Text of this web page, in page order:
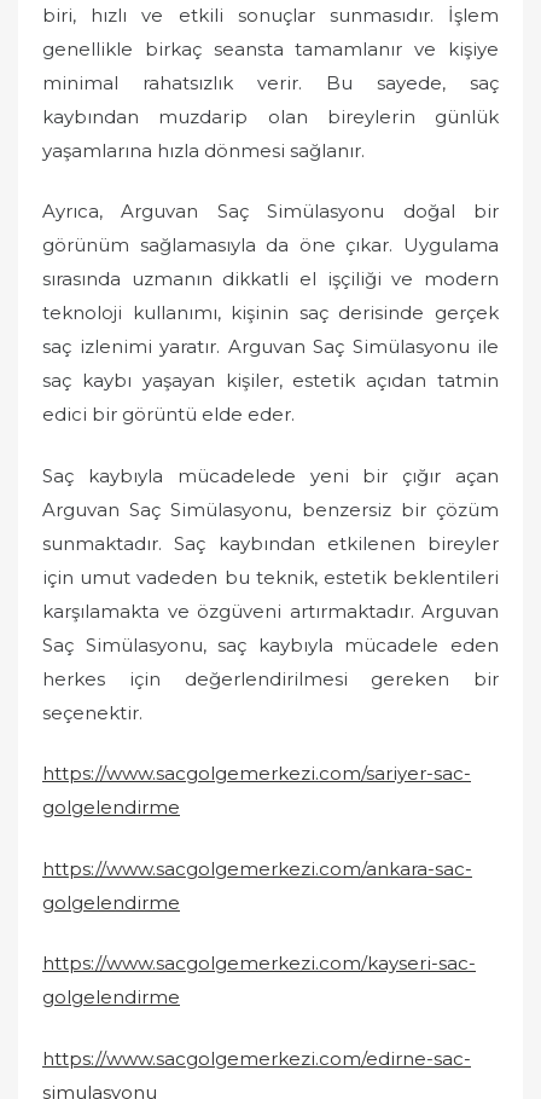
biri, hızlı ve etkili sonuçlar sunmasıdır. İşlem
genellikle birkaç seansta tamamlanır ve kişiye
minimal rahatsızlık verir. Bu sayede, saç
kaybından muzdarip olan bireylerin günlük
yaşamlarına hızla dönmesi sağlanır.
Ayrıca, Arguvan Saç Simülasyonu doğal bir
görünüm sağlamasıyla da öne çıkar. Uygulama
sırasında uzmanın dikkatli el işçiliği ve modern
teknoloji kullanımı, kişinin saç derisinde gerçek
saç izlenimi yaratır. Arguvan Saç Simülasyonu ile
saç kaybı yaşayan kişiler, estetik açıdan tatmin
edici bir görüntü elde eder.
Saç kaybıyla mücadelede yeni bir çığır açan
Arguvan Saç Simülasyonu, benzersiz bir çözüm
sunmaktadır. Saç kaybından etkilenen bireyler
için umut vadeden bu teknik, estetik beklentileri
karşılamakta ve özgüveni artırmaktadır. Arguvan
Saç Simülasyonu, saç kaybıyla mücadele eden
herkes için değerlendirilmesi gereken bir
seçenektir.
https://www.sacgolgemerkezi.com/sariyer-sac-
golgelendirme
https://www.sacgolgemerkezi.com/ankara-sac-
golgelendirme
https://www.sacgolgemerkezi.com/kayseri-sac-
golgelendirme
https://www.sacgolgemerkezi.com/edirne-sac-
simulasyonu